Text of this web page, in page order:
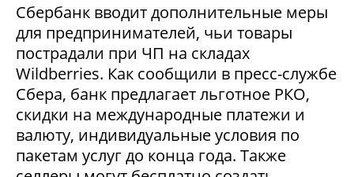
Сбербанк вводит дополнительные меры
для предпринимателей, чьи товары
пострадали при ЧП на складах
Wildberries. Как сообщили в пресс-службе
Сбера, банк предлагает льготное РКО,
скидки на международные платежи и
валюту, индивидуальные условия по
пакетам услуг до конца года. Также